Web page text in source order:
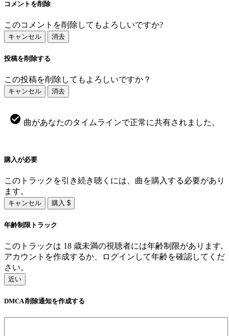
コメントを削除
このコメントを削除してもよろしいですか?
キャンセル 消去
投稿を削除する
この投稿を削除してもよろしいですか？
キャンセル 消去
曲があなたのタイムラインで正常に共有されました。
購入が必要
このトラックを引き続き聴くには、曲を購入する必要があり
ます。
キャンセル 購入 $
年齢制限トラック
このトラックは 18 歳未満の視聴者には年齢制限があります,
アカウントを作成するか、ログインして年齢を確認してくだ
さい。
近い
DMCA 削除通知を作成する